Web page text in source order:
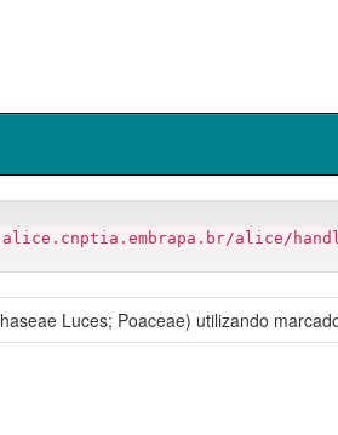
alice/
Luces; Poaceae) utilizando